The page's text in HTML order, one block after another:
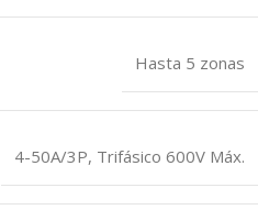
Hasta 5 zonas
4-50A/3P, Trifásico 600V Máx.